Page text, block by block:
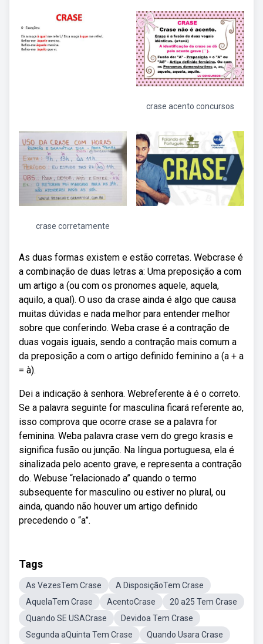
crase acento concursos
crase corretamente
As duas formas existem e estão corretas. Webcrase é
a combinação de duas letras a: Uma preposição a com
um artigo a (ou com os pronomes aquele, aquela,
aquilo, a qual). O uso da crase ainda é algo que causa
muitas dúvidas e nada melhor para entender melhor
sobre que conferindo. Weba crase é a contração de
duas vogais iguais, sendo a contração mais comum a
da preposição a com o artigo definido feminino a (a + a
= à).
Dei a indicação à senhora. Webreferente à é o correto.
Se a palavra seguinte for masculina ficará referente ao,
isso comprova que ocorre crase se a palavra for
feminina. Weba palavra crase vem do grego krasis e
significa fusão ou junção. Na língua portuguesa, ela é
sinalizada pelo acento grave, e representa a contração
do. Webuse “relacionado a” quando o termo
subsequente for masculino ou estiver no plural, ou
ainda, quando não houver um artigo definido
precedendo o “a”.
Tags
As VezesTem Crase
A DisposiçãoTem Crase
AquelaTem Crase
AcentoCrase
20 a25 Tem Crase
Quando SE USACrase
Devidoa Tem Crase
Segunda aQuinta Tem Crase
Quando Usara Crase